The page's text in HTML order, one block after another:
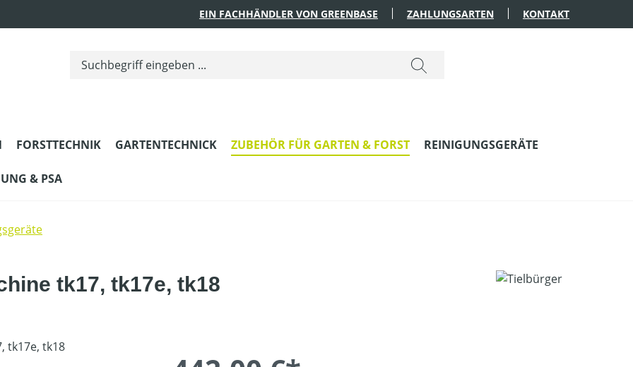
EIN FACHHÄNDLER VON GREENBASE ZAHLUNGSARTEN KONTAKT
FORSTTECHNIK GARTENTECHNICK ZUBEHÖR FÜR GARTEN & FORST REINIGUNGSGERÄTE
& PSA
tk17, tk17e, tk18